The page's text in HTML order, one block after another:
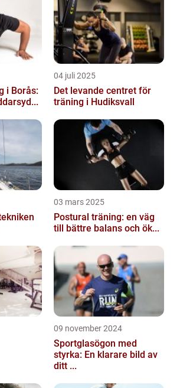
i Borås:
04 juli 2025
Det levande centret för
träning i Hudiksvall
03 mars 2025
Postural träning: en väg
till bättre balans och ök...
09 november 2024
Sportglasögon med
styrka: En klarare bild av
ditt ...